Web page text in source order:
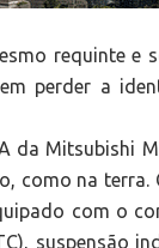
requinte e
perder a
da Mitsubishi
como na terra.
com o
suspensão